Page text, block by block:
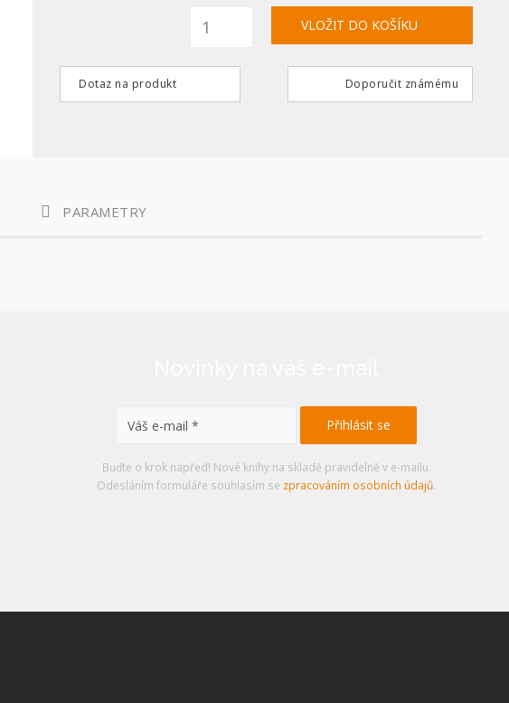
Dotaz na produkt Doporučit známému
PARAMETRY
Buďte o krok napřed! Nové knihy na skladě pravidelně v e-mailu.
Odesláním formuláře souhlasím se zpracováním osobních údajů.